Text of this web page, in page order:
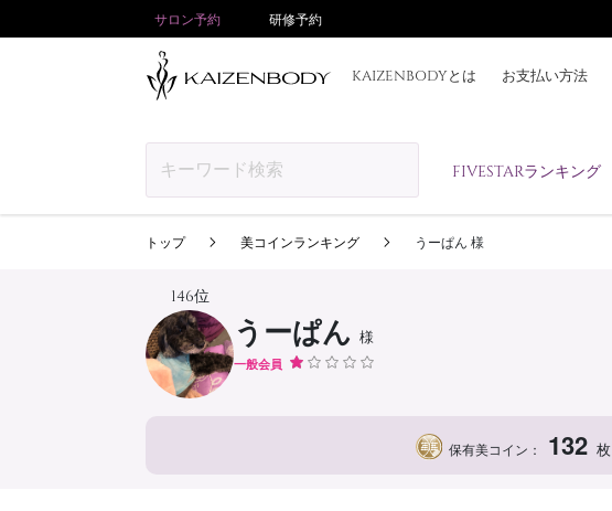
サロン予約 研修予約
KAIZENBODYとは お支払い方法
FIVESTARランキング
トップ 美コインランキング うーぱん 様
146位
うーぱん 様
一般会員
保有美コイン： 132 枚